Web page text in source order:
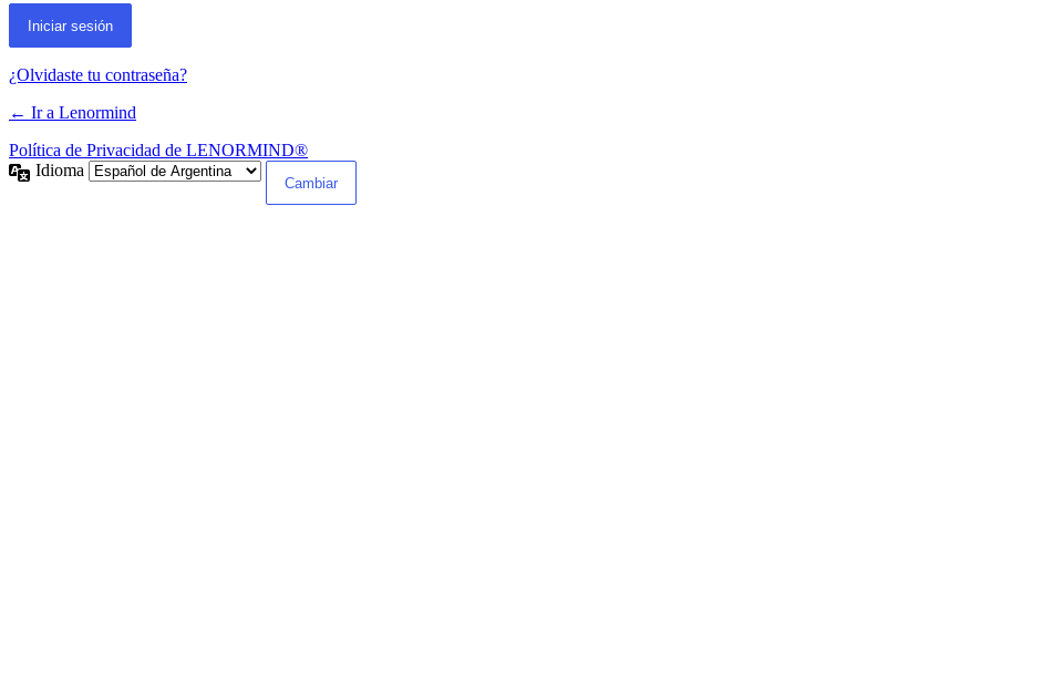
¿Olvidaste tu contraseña?
← Ir a Lenormind
Política de Privacidad de LENORMIND®
Idioma